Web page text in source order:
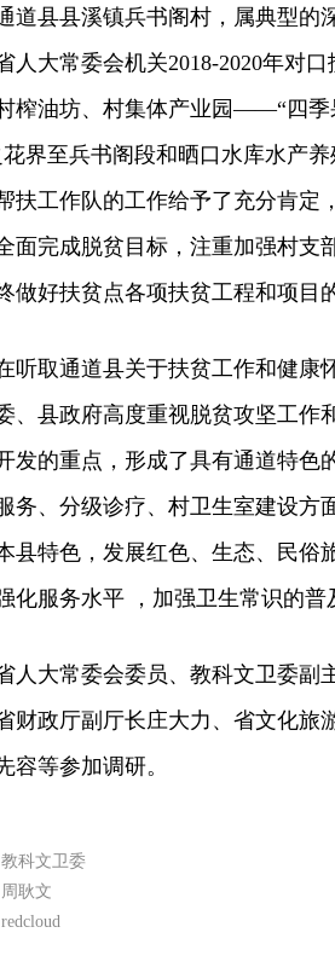
县县溪镇兵书阁村，属典型的
人大常委会机关2018-2020年对
榨油坊、村集体产业园——“四季
花界至兵书阁段和晒口水库水产
扶工作队的工作给予了充分肯定
面完成脱贫目标，注重加强村支
做好扶贫点各项扶贫工程和项目
取通道县关于扶贫工作和健康
、县政府高度重视脱贫攻坚工作
发的重点，形成了具有通道特色
务、分级诊疗、村卫生室建设
县特色，发展红色、生态、民俗
化服务水平 ，加强卫生常识的普
大常委会委员、教科文卫委副
财政厅副厅长庄大力、省文化旅
容等参加调研。
科文卫委
耿文